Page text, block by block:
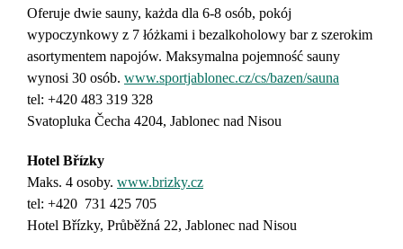
Oferuje dwie sauny, każda dla 6-8 osób, pokój
wypoczynkowy z 7 łóżkami i bezalkoholowy bar z szerokim
asortymentem napojów. Maksymalna pojemność sauny
wynosi 30 osób. www.sportjablonec.cz/cs/bazen/sauna
tel: +420 483 319 328
Svatopluka Čecha 4204, Jablonec nad Nisou
Hotel Břízky
Maks. 4 osoby. www.brizky.cz
tel: +420 731 425 705
Hotel Břízky, Průběžná 22, Jablonec nad Nisou